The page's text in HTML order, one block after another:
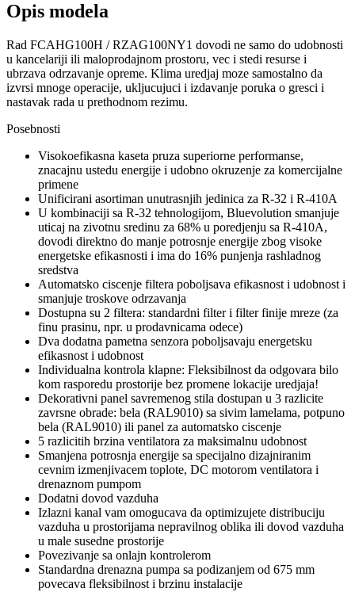
Opis modela
Rad FCAHG100H / RZAG100NY1 dovodi ne samo do udobnosti
u kancelariji ili maloprodajnom prostoru, vec i stedi resurse i
ubrzava odrzavanje opreme. Klima uredjaj moze samostalno da
izvrsi mnoge operacije, ukljucujuci i izdavanje poruka o gresci i
nastavak rada u prethodnom rezimu.
Posebnosti
Visokoefikasna kaseta pruza superiorne performanse,
znacajnu ustedu energije i udobno okruzenje za komercijalne
primene
Unificirani asortiman unutrasnjih jedinica za R-32 i R-410A
U kombinaciji sa R-32 tehnologijom, Bluevolution smanjuje
uticaj na zivotnu sredinu za 68% u poredjenju sa R-410A,
dovodi direktno do manje potrosnje energije zbog visoke
energetske efikasnosti i ima do 16% punjenja rashladnog
sredstva
Automatsko ciscenje filtera poboljsava efikasnost i udobnost i
smanjuje troskove odrzavanja
Dostupna su 2 filtera: standardni filter i filter finije mreze (za
finu prasinu, npr. u prodavnicama odece)
Dva dodatna pametna senzora poboljsavaju energetsku
efikasnost i udobnost
Individualna kontrola klapne: Fleksibilnost da odgovara bilo
kom rasporedu prostorije bez promene lokacije uredjaja!
Dekorativni panel savremenog stila dostupan u 3 razlicite
zavrsne obrade: bela (RAL9010) sa sivim lamelama, potpuno
bela (RAL9010) ili panel za automatsko ciscenje
5 razlicitih brzina ventilatora za maksimalnu udobnost
Smanjena potrosnja energije sa specijalno dizajniranim
cevnim izmenjivacem toplote, DC motorom ventilatora i
drenaznom pumpom
Dodatni dovod vazduha
Izlazni kanal vam omogucava da optimizujete distribuciju
vazduha u prostorijama nepravilnog oblika ili dovod vazduha
u male susedne prostorije
Povezivanje sa onlajn kontrolerom
Standardna drenazna pumpa sa podizanjem od 675 mm
povecava fleksibilnost i brzinu instalacije